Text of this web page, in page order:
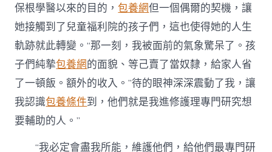
保根學醫以來的目的，包養網但一個偶爾的契機，讓
她接觸到了兒童福利院的孩子們，這也使得她的人生
軌跡就此轉變。“那一刻，我被面前的氣象驚呆了。孩
子們純摯包養網的面貌、等己賣了當奴隸，給家人省
了一頓飯。額外的收入。”待的眼神深深震動了我，讓
我認識包養條件到，他們就是我進修護理專門研究想
要輔助的人。”
“我必定會盡我所能，維護他們，給他們最專門研